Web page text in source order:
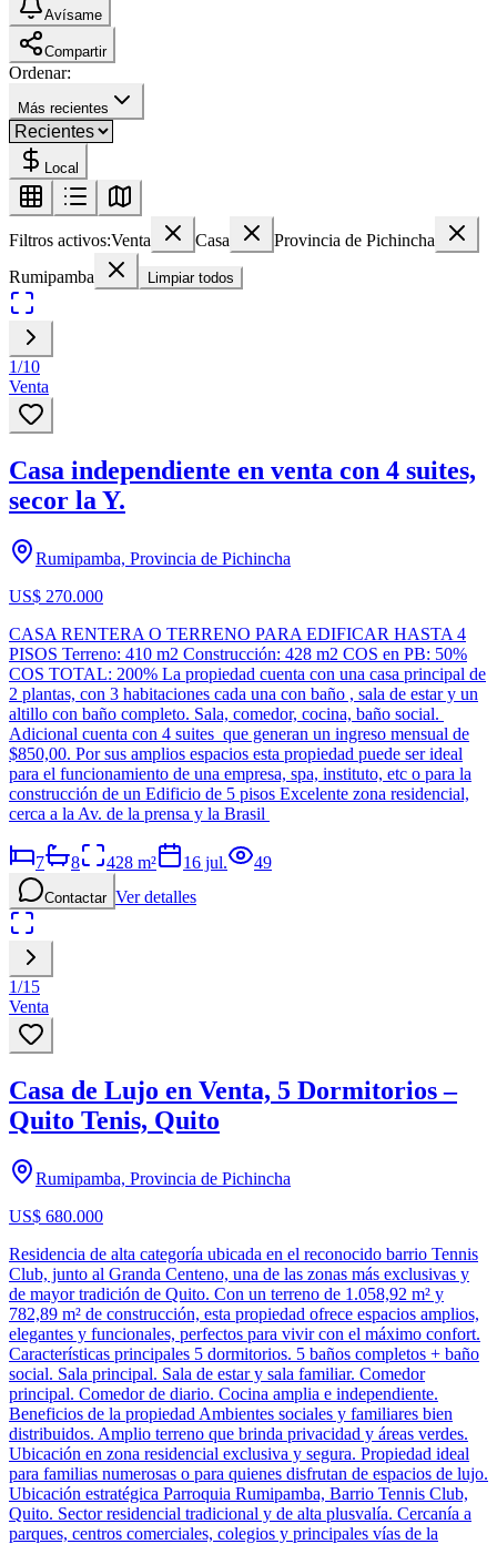
Avísame
Compartir
Ordenar:
Más recientes
Local
Filtros activos:Venta Casa
Provincia de Pichincha
Rumipamba
Limpiar todos
1/10
Venta
Casa independiente en venta con 4 suites,
secor la Y.
Rumipamba, Provincia de Pichincha
US$ 270.000
CASA RENTERA O TERRENO PARA EDIFICAR HASTA 4
PISOS Terreno: 410 m2 Construcción: 428 m2 COS en PB: 50%
COS TOTAL: 200% La propiedad cuenta con una casa principal de
2 plantas, con 3 habitaciones cada una con baño , sala de estar y un
altillo con baño completo. Sala, comedor, cocina, baño social.
Adicional cuenta con 4 suites que generan un ingreso mensual de
$850,00. Por sus amplios espacios esta propiedad puede ser ideal
para el funcionamiento de una empresa, spa, instituto, etc o para la
construcción de un Edificio de 5 pisos Excelente zona residencial,
cerca a la Av. de la prensa y la Brasil
7 8 428 m² 16 jul. 49
Contactar Ver detalles
1/15
Venta
Casa de Lujo en Venta, 5 Dormitorios –
Quito Tenis, Quito
Rumipamba, Provincia de Pichincha
US$ 680.000
Residencia de alta categoría ubicada en el reconocido barrio Tennis
Club, junto al Granda Centeno, una de las zonas más exclusivas y
de mayor tradición de Quito. Con un terreno de 1.058,92 m² y
782,89 m² de construcción, esta propiedad ofrece espacios amplios,
elegantes y funcionales, perfectos para vivir con el máximo confort.
Características principales 5 dormitorios. 5 baños completos + baño
social. Sala principal. Sala de estar y sala familiar. Comedor
principal. Comedor de diario. Cocina amplia e independiente.
Beneficios de la propiedad Ambientes sociales y familiares bien
distribuidos. Amplio terreno que brinda privacidad y áreas verdes.
Ubicación en zona residencial exclusiva y segura. Propiedad ideal
para familias numerosas o para quienes disfrutan de espacios de lujo.
Ubicación estratégica Parroquia Rumipamba, Barrio Tennis Club,
Quito. Sector residencial tradicional y de alta plusvalía. Cercanía a
parques, centros comerciales, colegios y principales vías de la